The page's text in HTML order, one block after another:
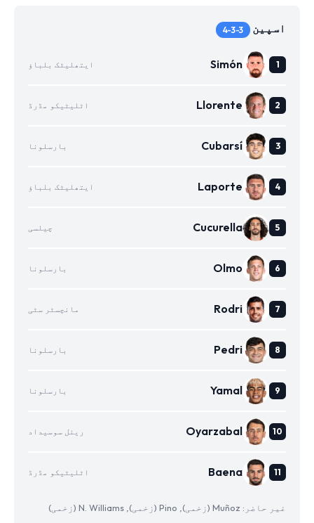
اسپین 4-3-3
Simón ایتھلیٹک بلباؤ
Llorente اٹلیٹیکو مڈرڈ
Cubarsí بارسلونا
Laporte ایتھلیٹک بلباؤ
Cucurella چیلسی
Olmo بارسلونا
Rodri مانچسٹر سٹی
Pedri بارسلونا
Yamal بارسلونا
Oyarzabal ریئل سوسیداد
Baena اٹلیٹیکو مڈرڈ
غیر حاضر: Muñoz (زخمی), Pino (زخمی), N. Williams (زخمی)